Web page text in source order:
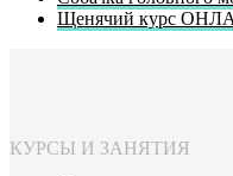
Щенячий курс
КУРСЫ И ЗАНЯТИЯ